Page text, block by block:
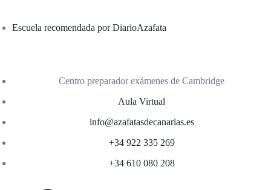
Escuela recomendada por DiarioAzafata
Centro preparador exámenes de Cambridge
Aula Virtual
info@azafatasdecanarias.es
+34 922 335 269
+34 610 080 208